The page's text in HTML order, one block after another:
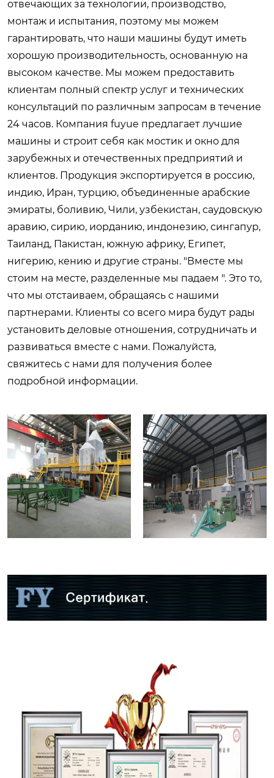
отвечающих за технологии, производство,
монтаж и испытания, поэтому мы можем
гарантировать, что наши машины будут иметь
хорошую производительность, основанную на
высоком качестве. Мы можем предоставить
клиентам полный спектр услуг и технических
консультаций по различным запросам в течение
24 часов. Компания fuyue предлагает лучшие
машины и строит себя как мостик и окно для
зарубежных и отечественных предприятий и
клиентов. Продукция экспортируется в россию,
индию, Иран, турцию, объединенные арабские
эмираты, боливию, Чили, узбекистан, саудовскую
аравию, сирию, иорданию, индонезию, сингапур,
Таиланд, Пакистан, южную африку, Египет,
нигерию, кению и другие страны. "Вместе мы
стоим на месте, разделенные мы падаем ". Это то,
что мы отстаиваем, обращаясь с нашими
партнерами. Клиенты со всего мира будут рады
установить деловые отношения, сотрудничать и
развиваться вместе с нами. Пожалуйста,
свяжитесь с нами для получения более
подробной информации.